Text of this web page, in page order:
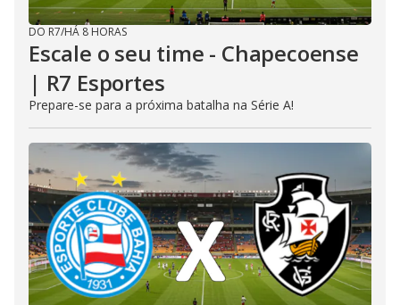
DO R7/HÁ 8 HORAS
Escale o seu time - Chapecoense
| R7 Esportes
Prepare-se para a próxima batalha na Série A!